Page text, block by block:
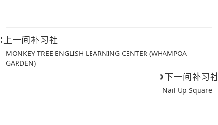
上一间补习社
MONKEY TREE ENGLISH LEARNING CENTER (WHAMPOA
GARDEN)
下一间补习
Nail Up Square